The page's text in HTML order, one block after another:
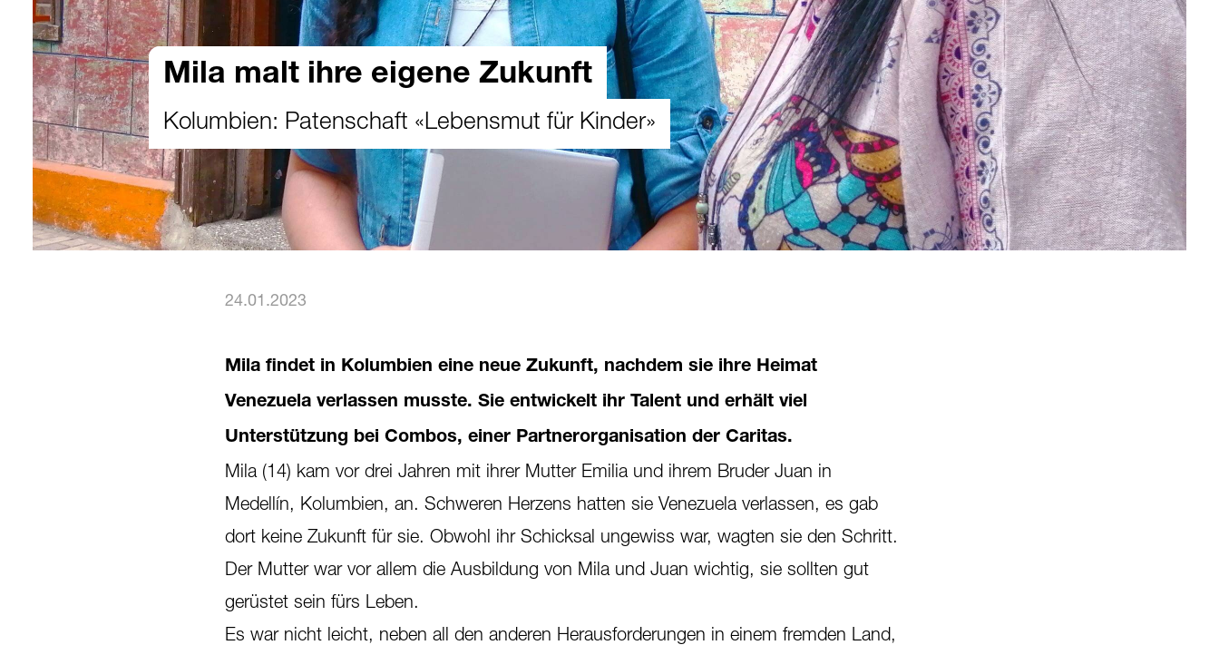
Mila malt ihre eigene Zukunft
Kolumbien: Patenschaft «Lebensmut für Kinder»
24.01.2023
Mila findet in Kolumbien eine neue Zukunft, nachdem sie ihre Heimat
Venezuela verlassen musste. Sie entwickelt ihr Talent und erhält viel
Unterstützung bei Combos, einer Partnerorganisation der Caritas.
Mila (14) kam vor drei Jahren mit ihrer Mutter Emilia und ihrem Bruder Juan in
Medellín, Kolumbien, an. Schweren Herzens hatten sie Venezuela verlassen, es gab
dort keine Zukunft für sie. Obwohl ihr Schicksal ungewiss war, wagten sie den Schritt.
Der Mutter war vor allem die Ausbildung von Mila und Juan wichtig, sie sollten gut
gerüstet sein fürs Leben.
Es war nicht leicht, neben all den anderen Herausforderungen in einem fremden Land,